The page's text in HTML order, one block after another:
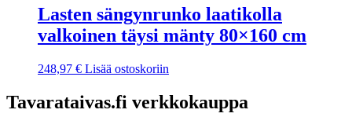
Lasten sängynrunko laatikolla
valkoinen täysi mänty 80×160 cm
248,97 € Lisää ostoskoriin
Tavarataivas.fi verkkokauppa